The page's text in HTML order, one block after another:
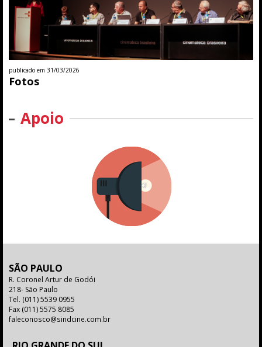
publicado em 31/03/2026
Fotos
Apoio
SÃO PAULO
R. Coronel Artur de Godói
218- São Paulo
Tel. (011) 5539 0955
Fax (011) 5575 8085
faleconosco@sindcine.com.br